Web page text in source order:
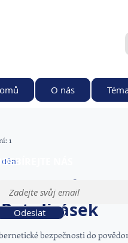
O nás
TALK:
Jirásek
bezpečnosti do
dění
1
NÁS
Odeslat